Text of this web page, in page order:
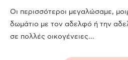
Οι περισσότεροι μεγαλώσαμε,
δωμάτιο με τον αδελφό ή την
σε πολλές οικογένειες...